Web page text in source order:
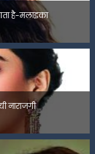
है-मलाइका
नाराजगी